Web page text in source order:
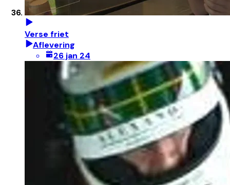
Verse friet
Aflevering
26 jan 24